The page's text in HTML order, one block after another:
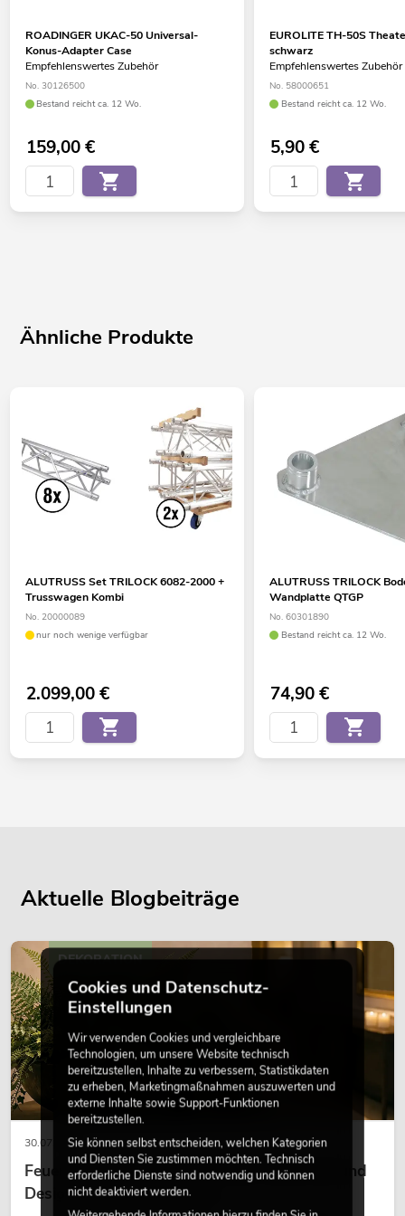
ROADINGER UKAC-50 Universal-
Konus-Adapter Case
Empfehlenswertes Zubehör
No. 30126500
Bestand reicht ca. 12 Wo.
159,00€
EUROLITE TH-50S
schwarz
Empfehlenswertes Zubehör
No. 58000651
Bestand reicht ca. 12 Wo.
5,90€
Ähnliche Produkte
ALUTRUSS Set TRILOCK 6082-2000 +
Trusswagen Kombi
No. 20000089
nur noch wenige verfügbar
2.099,00€
ALUTRUSS TRILOCK
Wandplatte QTGP
No. 60301890
Bestand reicht ca. 12 Wo.
74,90€
Aktuelle Blogbeiträge
30.07.2026
Feuerhemmende Kunstpflanzen: Sicherheit und
Design perfekt kombiniert
DEKORATION
Cookies und Datenschutz-
Einstellungen
Wir verwenden Cookies und vergleichbare
Technologien, um unsere Website technisch
bereitzustellen, Inhalte zu verbessern, Statistikdaten
zu erheben, Marketingmaßnahmen auszuwerten und
externe Inhalte sowie Support-Funktionen
bereitzustellen.
Sie können selbst entscheiden, welchen Kategorien
und Diensten Sie zustimmen möchten. Technisch
erforderliche Dienste sind notwendig und können
nicht deaktiviert werden.